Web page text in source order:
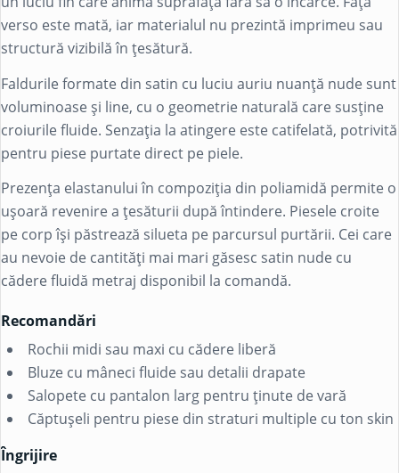
verso este mată, iar materialul nu prezintă imprimeu sau
structură vizibilă în țesătură.
Faldurile formate din satin cu luciu auriu nuanță nude sunt
voluminoase și line, cu o geometrie naturală care susține
croiurile fluide. Senzația la atingere este catifelată, potrivită
pentru piese purtate direct pe piele.
Prezența elastanuluiîn compoziția din poliamidă permite o
ușoară revenire a țesăturii după întindere. Piesele croite
pe corp își păstrează silueta pe parcursul purtării. Cei care
au nevoie de cantități mai mari găsesc satin nude cu
cădere fluidă metraj disponibil la comandă.
Recomandări
Rochii midi sau maxi cu cădere liberă
Bluze cu mâneci fluide sau detalii drapate
Salopete cu pantalon larg pentru ținute de vară
Căptușeli pentru piese din straturi multiple cu ton skin
Îngrijire